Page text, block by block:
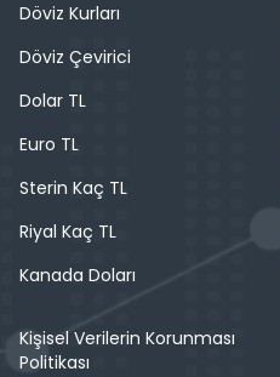
Döviz Kurları
Döviz Çevirici
Dolar TL
Euro TL
Sterin Kaç TL
Riyal Kaç TL
Kanada Doları
Kişisel Verilerin Korunması
Politikası